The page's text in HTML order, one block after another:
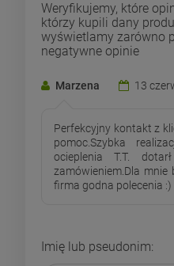
Weryfikujemy, które
którzy kupili dany
wyświetlamy zarówno
negatywne opinie
Marzena 13
Perfekcyjny kontakt z
pomoc.Szybka
ocieplenia T.T.
zamówieniem.Dla
firma godna polecenia :)
Imię lub pseudonim: